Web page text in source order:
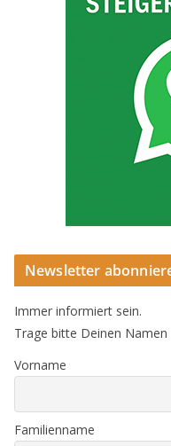
Newsletter
Immer informiert sein.
Trage bitte Deinen
Vorname
Familienname